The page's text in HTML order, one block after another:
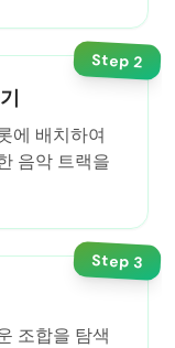
Step2
에 배치하여
음악 트랙을
Step3
조합을 탐색